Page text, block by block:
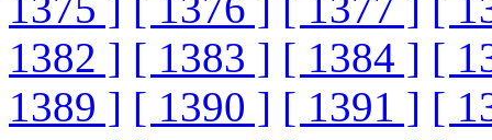
1382 ] [ 1383 ] [ 1384 ] [
1389 ] [ 1390 ] [ 1391 ] [